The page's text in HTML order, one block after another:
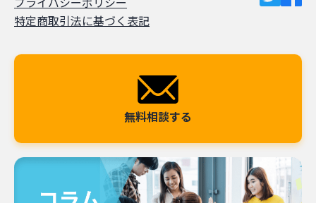
特定商取引法に基づく表記
無料相談する